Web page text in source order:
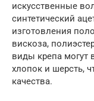
искусственные
синтетический
изготовления
вискоза,
виды крепа могут
хлопок и шерсть,
качества.